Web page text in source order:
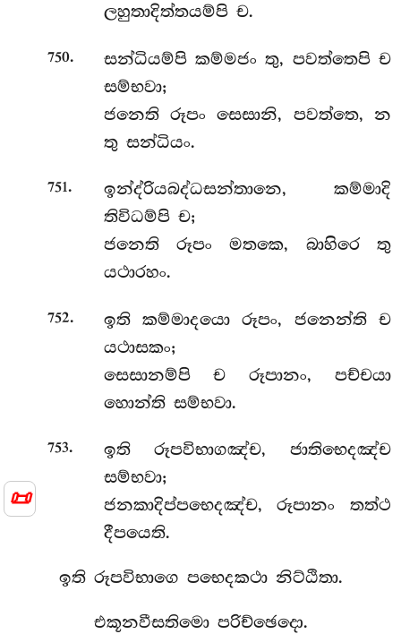
📜
ලහුතාදිත්තයම්පි ච.
750.
සන්ධියම්පි කම්මජං තු, පවත්තෙපි ච
සම්භවා;
ජනෙති රූපං සෙසානි, පවත්තෙ, න
තු සන්ධියං.
751.
ඉන්ද්රියබද්ධසන්තානෙ, කම්මාදි
තිවිධම්පි ච;
ජනෙති රූපං මතකෙ, බාහිරෙ තු
යථාරහං.
752.
ඉති කම්මාදයො රූපං, ජනෙන්ති ච
යථාසකං;
සෙසානම්පි ච රූපානං, පච්චයා
හොන්ති සම්භවා.
753. ඉතිරූපවිභාගඤ්ච, ජාතිභෙදඤ්ච
සම්භවා;
ජනකාදිප්පභෙදඤ්ච, රූපානං තත්ථ
දීපයෙති.
ඉති රූපවිභාගෙ පභෙදකථා නිට්ඨිතා.
එකූනවීසතිමො පරිච්ඡෙදො.